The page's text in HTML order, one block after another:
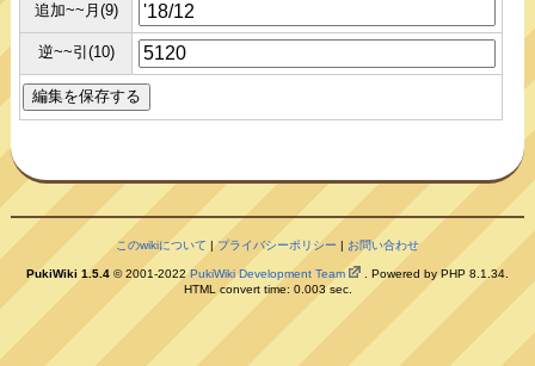
追加~~月(9)
逆~~引(10)
このwikiについて |プライバシーポリシー | お問い合わせ
PukiWiki 1.5.4 © 2001-2022PukiWiki Development Team
. Powered by PHP 8.1.34.
HTML convert time: 0.003 sec.